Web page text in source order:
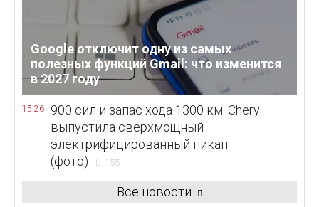
Google отключит одну из самых
полезных функций Gmail: что изменится
в 2027 году
15:26
900 сил и запас хода 1300 км: Chery
выпустила сверхмощный
электрифицированный пикап
(фото)
155
Все новости